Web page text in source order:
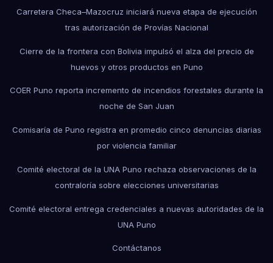
Carretera Checa–Mazocruz iniciará nueva etapa de ejecución
tras autorización de Provías Nacional
Cierre de la frontera con Bolivia impulsó el alza del precio de
huevos y otros productos en Puno
COER Puno reporta incremento de incendios forestales durante la
noche de San Juan
Comisaría de Puno registra en promedio cinco denuncias diarias
por violencia familiar
Comité electoral de la UNA Puno rechaza observaciones de la
contraloría sobre elecciones universitarias
Comité electoral entrega credenciales a nuevas autoridades de la
UNA Puno
Contáctanos